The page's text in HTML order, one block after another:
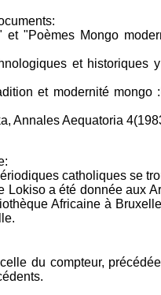
et "Poèmes Mongo
et
et modernité
Annales Aequatoria
catholiques se
Lokiso a été donnée aux
Africaine à
du compteur,